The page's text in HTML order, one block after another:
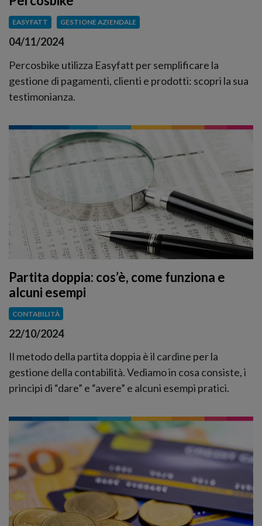
EASYFATT GESTIONE AZIENDALE
04/11/2024
Percosbike utilizza Easyfatt per semplificare la
gestione di pagamenti, clienti e prodotti: scopri la sua
testimonianza.
Partita doppia: cos’è, come funziona e
alcuni esempi
CONTABILITÀ
22/10/2024
Il metodo della partita doppia è il cardine per la
gestione della contabilità. Vediamo in cosa consiste, i
principi di “dare” e “avere” e alcuni esempi pratici.